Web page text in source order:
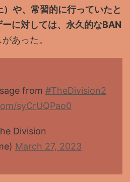
や、常習的に行っていたと
に対しては、永久的なBAN
あった。
from #TheDivision2
syCrUQPao0
Division
March 27, 2023